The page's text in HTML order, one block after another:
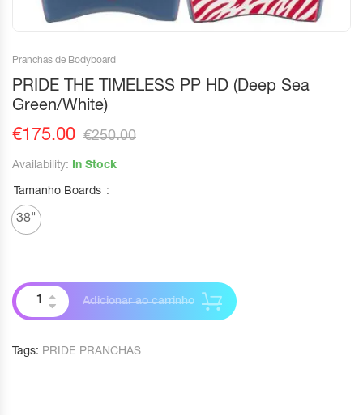
Pranchas de Bodyboard
PRIDE THE TIMELESS PP HD (Deep Sea
Green/White)
€250.00
€175.00
Availability: In Stock
Tamanho Boards
38"
Adicionar ao carrinho
Tags: PRIDE PRANCHAS